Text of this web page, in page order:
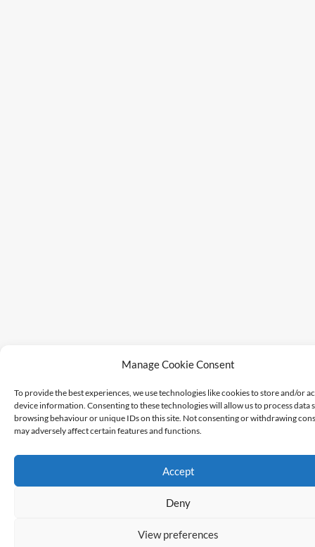
Manage Cookie Consent
To provide the best experiences, we use technologies like cookies to store and/or
device information. Consenting to these technologies will allow us to process data
browsing behaviour or unique IDs on this site. Not consenting or withdrawing
may adversely affect certain features and functions.
Accept
Deny
View preferences